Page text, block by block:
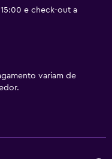
e check-out a
variam de